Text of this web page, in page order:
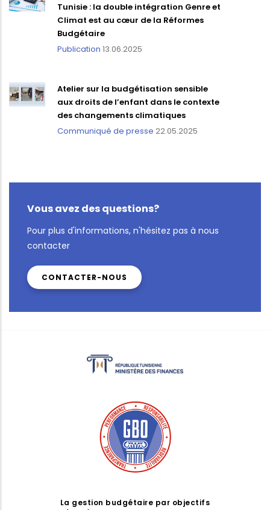
Tunisie : la double intégration Genre et
Climat est au cœur de la Réformes
Budgétaire
Publication 13.06.2025
Atelier sur la budgétisation sensible
aux droits de l’enfant dans le contexte
des changements climatiques
Communiqué de presse 22.05.2025
Vous avez des questions?
Pour plus d'informations, n'hésitez pas à nous
contacter
CONTACTER-NOUS
La gestion budgétaire par objectifs